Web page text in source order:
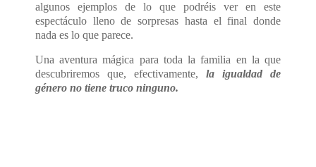
algunos ejemplos de lo que podréis ver en este
espectáculo lleno de sorpresas hasta el final donde
nada es lo que parece.
Una aventura mágica para toda la familia en la que
descubriremos que, efectivamente, la igualdad de
género no tiene truco ninguno.